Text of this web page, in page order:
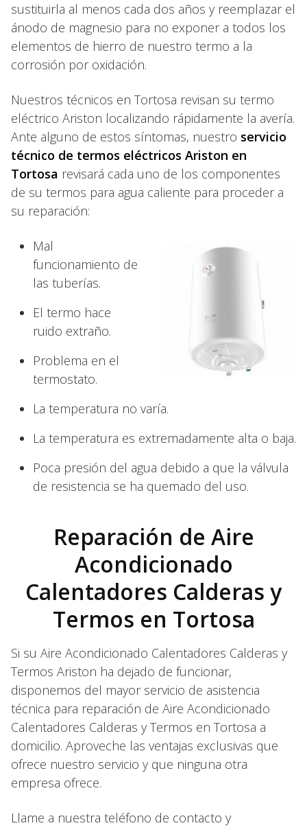
sustituirla al menos cada dos años y reemplazar el
ánodo de magnesio para no exponer a todos los
elementos de hierro de nuestro termo a la
corrosión por oxidación.
Nuestros técnicos en Tortosa revisan su termo
eléctrico Ariston localizando rápidamente la avería.
Ante alguno de estos síntomas, nuestro servicio
técnico de termos eléctricos Ariston en
Tortosa revisará cada uno de los componentes
de su termos para agua caliente para proceder a
su reparación:
Mal
funcionamiento de
las tuberías.
El termo hace
ruido extraño.
Problema en el
termostato.
La temperatura no varía.
La temperatura es extremadamente alta o baja.
Poca presión del agua debido a que la válvula
de resistencia se ha quemado del uso.
Reparación de Aire
Acondicionado
Calentadores Calderas y
Termos en Tortosa
Si su Aire Acondicionado Calentadores Calderas y
Termos Ariston ha dejado de funcionar,
disponemos del mayor servicio de asistencia
técnica para reparación de Aire Acondicionado
Calentadores Calderas y Termos en Tortosa a
domicilio. Aproveche las ventajas exclusivas que
ofrece nuestro servicio y que ninguna otra
empresa ofrece.
Llame a nuestra teléfono de contacto y